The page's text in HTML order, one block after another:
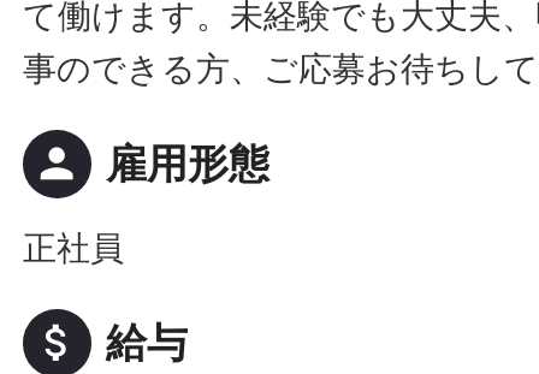
て働けます。未経験でも大丈夫
事のできる方、ご応募お待ちし
person 雇用形態
正社員
attach_money 給与